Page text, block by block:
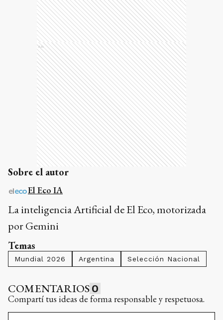
Ads
Sobre el autor
El Eco IA
La inteligencia Artificial de El Eco, motorizada
por Gemini
Temas
Mundial 2026 Argentina Selección Nacional
COMENTARIOS 0
Compartí tus ideas de forma responsable y respetuosa.